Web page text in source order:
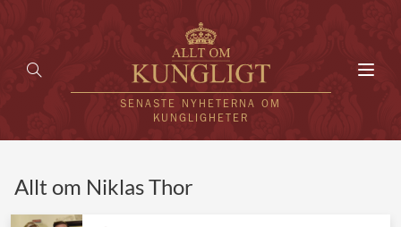
SENASTE NYHETERNA OM
KUNGLIGHETER
Allt om Niklas Thor